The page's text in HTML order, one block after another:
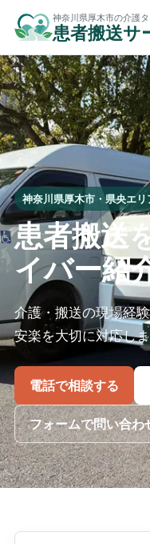
へ
移
動
神奈川県厚木市の介護
患者搬送サ
神奈川県厚木市・県央エリ
患者搬送
イバー紹
介護・搬送の現場経
安楽を大切に対応し
電話で相談する
フォームで問い合わ